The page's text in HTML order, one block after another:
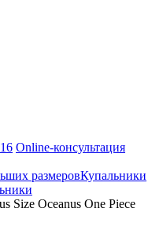
Online-консультация
размеровКупальники
Size Oceanus One Piece